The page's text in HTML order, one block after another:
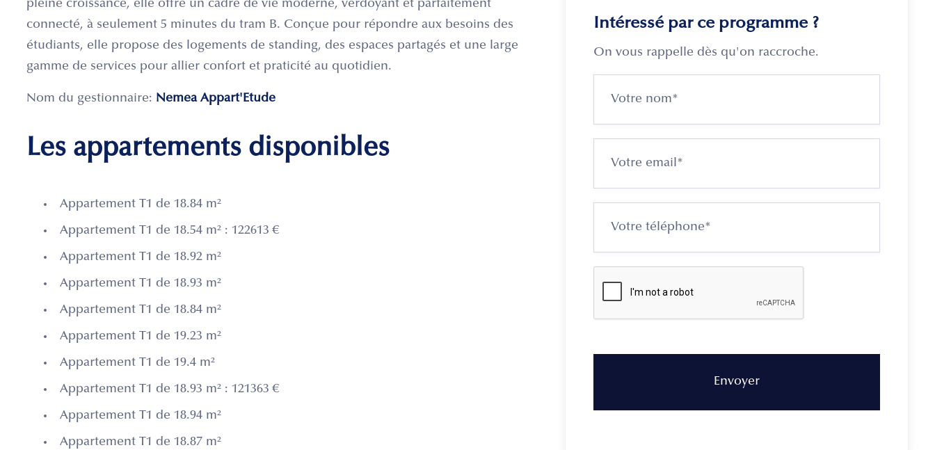
pleine croissance, elle offre un cadre de vie moderne, verdoyant et parfaitement
connecté, à seulement 5 minutes du tram B. Conçue pour répondre aux besoins des
étudiants, elle propose des logements de standing, des espaces partagés et une large
gamme de services pour allier confort et praticité au quotidien.
Nom du gestionnaire: Nemea Appart'Etude
Les appartements disponibles
Appartement T1 de 18.84 m²
Appartement T1 de 18.54 m² : 122613 €
Appartement T1 de 18.92 m²
Appartement T1 de 18.93 m²
Appartement T1 de 18.84 m²
Appartement T1 de 19.23 m²
Appartement T1 de 19.4 m²
Appartement T1 de 18.93 m² : 121363 €
Appartement T1 de 18.94 m²
Appartement T1 de 18.87 m²
Intéressé par ce programme ?
On vous rappelle dès qu'on raccroche.